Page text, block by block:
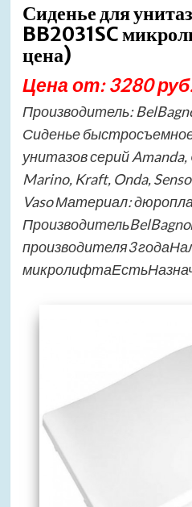
Сиденье для
BB2031SC
цена)
Цена от: 3280
Производитель:
Сиденье
унитазов серий Amanda,
Marino, Kraft, Onda,
Vaso Материал:
производителя3